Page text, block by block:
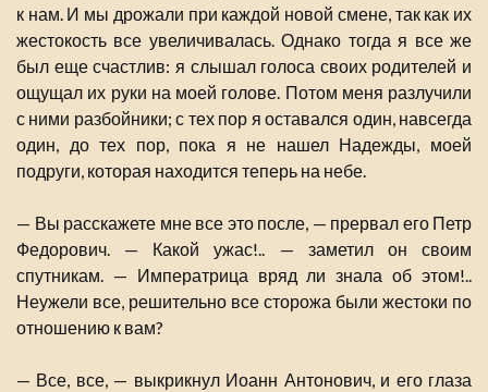
к нам. И мы дрожали при каждой новой смене, так как их
жестокость все увеличивалась. Однако тогда я все же
был еще счастлив: я слышал голоса своих родителей и
ощущал их руки на моей голове. Потом меня разлучили
с ними разбойники; с тех пор я оставался один, навсегда
один, до тех пор, пока я не нашел Надежды, моей
подруги, которая находится теперь на небе.
— Вы расскажете мне все это после, — прервал его Петр
Федорович. — Какой ужас!.. — заметил он своим
спутникам. — Императрица вряд ли знала об этом!..
Неужели все, решительно все сторожа были жестоки по
отношению к вам?
— Все, все, — выкрикнул Иоанн Антонович, и его глаза